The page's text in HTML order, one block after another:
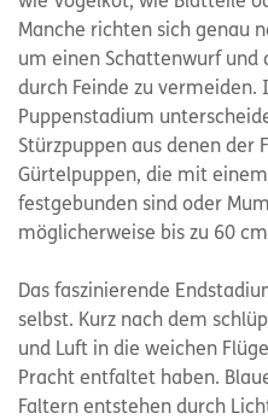
Manche richten sich genau
um einen Schattenwurf
durch Feinde zu
Puppenstadium
Stürzpuppen aus denen der
Gürtelpuppen, die mit
festgebunden sind oder
möglicherweise bis zu 60
Das faszinierende
selbst. Kurz nach dem
und Luft in die weichen
Pracht entfaltet haben.
Faltern entstehen durch